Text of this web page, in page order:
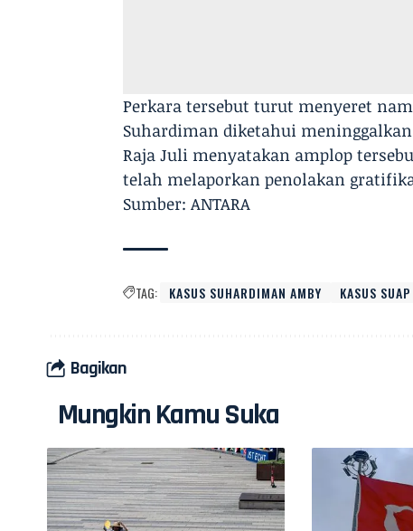
Perkara tersebut turut menyeret
Suhardiman diketahui
Raja Juli menyatakan amplop
telah melaporkan penolakan
Sumber: ANTARA
TAG: KASUS SUHARDIMAN AMBY KASUS
Bagikan
Mungkin Kamu Suka